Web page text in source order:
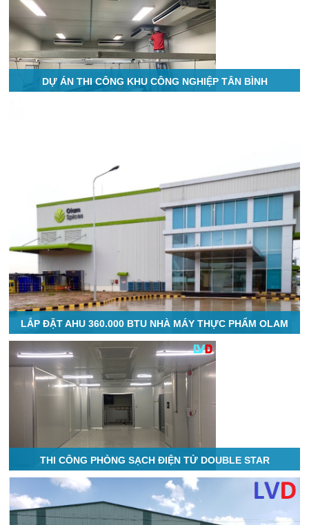
DỰ ÁN THI CÔNG KHU CÔNG NGHIỆP TÂN BÌNH
LẮP ĐẶT AHU 360.000 BTU NHÀ MÁY THỰC PHẨM OLAM
THI CÔNG PHÒNG SẠCH ĐIỆN TỬ DOUBLE STAR